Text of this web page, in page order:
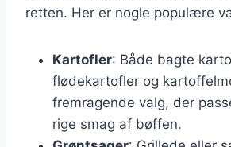
retten. Her er nogle populære
Kartofler: Både bagte
flødekartofler og
fremragende valg, der
rige smag af bøffen.